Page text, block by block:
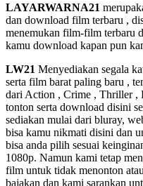
LAYARWARNA21
dan download film terbaru ,
menemukan film-film terbaru
kamu download kapan pun
LW21 Menyediakan segala
serta film barat paling baru ,
dari Action , Crime , Thriller ,
tonton serta download disini
sediakan mulai dari bluray,
bisa kamu nikmati disini dan
bisa anda pilih sesuai
1080p. Namun kami tetap
film untuk tidak menonton
bajakan dan kami sarankan